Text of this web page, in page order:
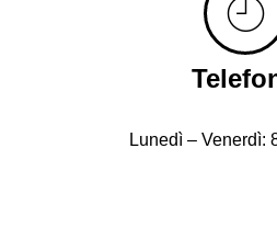
Lunedì – Venerdì: